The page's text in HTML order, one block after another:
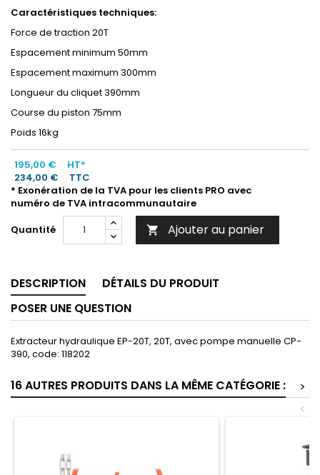
Caractéristiques techniques:
Force de traction 20T
Espacement minimum 50mm
Espacement maximum 300mm
Longueur du cliquet 390mm
Course du piston 75mm
Poids 16kg
195,00 €
HT*
234,00 €
TTC
* Exonération de la TVA pour les clients PRO avec
numéro de TVA intracommunautaire
Quantité
 Ajouter au panier
DESCRIPTION
DÉTAILS DU PRODUIT
POSER UNE QUESTION
Extracteur hydraulique EP-20T, 20T, avec pompe manuelle CP-
390, code: 118202
16 AUTRES PRODUITS DANS LA MÊME CATÉGORIE :
>
<